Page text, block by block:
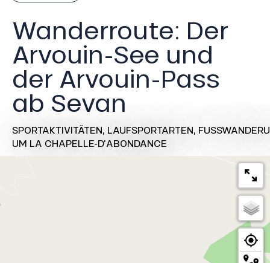
Wanderroute: Der
Arvouin-See und
der Arvouin-Pass
ab Sevan
SPORTAKTIVITÄTEN, LAUFSPORTARTEN,
UM LA CHAPELLE-D'ABONDANCE